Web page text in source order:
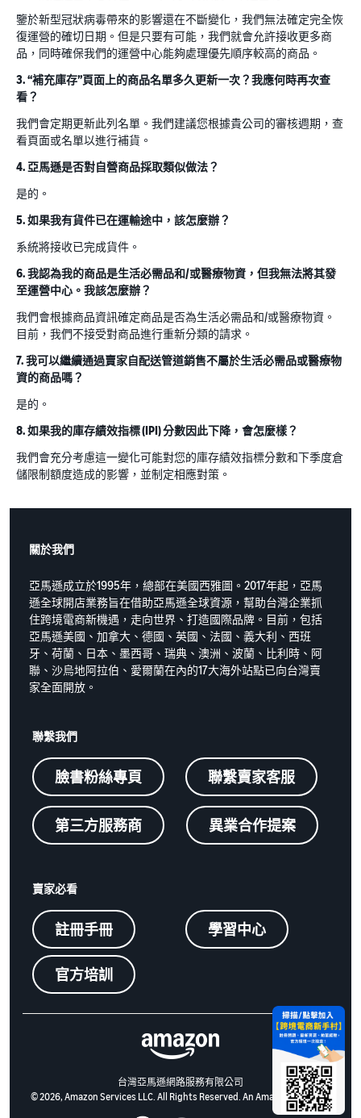
鑒於新型冠狀病毒帶來的影響還在不斷變化，我們無法確定完全恢
復運營的確切日期。但是只要有可能，我們就會允許接收更多商
品，同時確保我們的運營中心能夠處理優先順序較高的商品。
3. “補充庫存”頁面上的商品名單多久更新一次？我應何時再次查
看？
我們會定期更新此列名單。我們建議您根據貴公司的審核週期，查
看頁面或名單以進行補貨。
4. 亞馬遜是否對自營商品採取類似做法？
是的。
5. 如果我有貨件已在運輸途中，該怎麼辦？
系統將接收已完成貨件。
6. 我認為我的商品是生活必需品和/或醫療物資，但我無法將其發
至運營中心。我該怎麼辦？
我們會根據商品資訊確定商品是否為生活必需品和/或醫療物資。
目前，我們不接受對商品進行重新分類的請求。
7. 我可以繼續通過賣家自配送管道銷售不屬於生活必需品或醫療物
資的商品嗎？
是的。
8. 如果我的庫存績效指標 (IPI) 分數因此下降，會怎麼樣？
我們會充分考慮這一變化可能對您的庫存績效指標分數和下季度倉
儲限制額度造成的影響，並制定相應對策。
關於我們
亞馬遜成立於1995年，總部在美國西雅圖。2017年起，亞馬
遜全球開店業務旨在借助亞馬遜全球資源，幫助台灣企業抓
住跨境電商新機遇，走向世界、打造國際品牌。目前，包括
亞馬遜美國、加拿大、德國、英國、法國、義大利、西班
牙、荷蘭、日本、墨西哥、瑞典、澳洲、波蘭、比利時、阿
聯、沙烏地阿拉伯、愛爾蘭在內的17大海外站點已向台灣賣
家全面開放。
聯繫我們
臉書粉絲專頁 聯繫賣家客服
第三方服務商 異業合作提案
賣家必看
註冊手冊 學習中心
官方培訓
台灣亞馬遜網路服務有限公司
© 2026, Amazon Services LLC. All Rights Reserved. An Amazon Company